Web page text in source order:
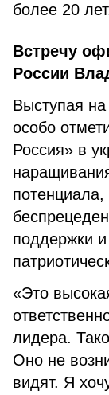
более 20
Встречу
России
Выступая
особо
Россия» в
поддержки
«Это
лидера.
Оно не
видят. Я